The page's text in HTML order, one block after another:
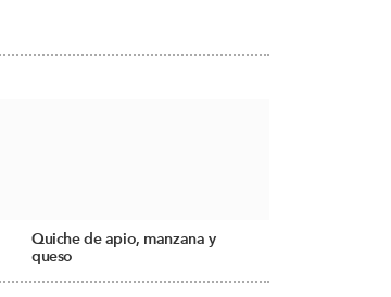
Quiche de apio, manzana y
queso